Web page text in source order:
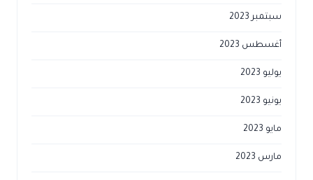
سبتمبر 2023
أغسطس 2023
يوليو 2023
يونيو 2023
مايو 2023
مارس 2023